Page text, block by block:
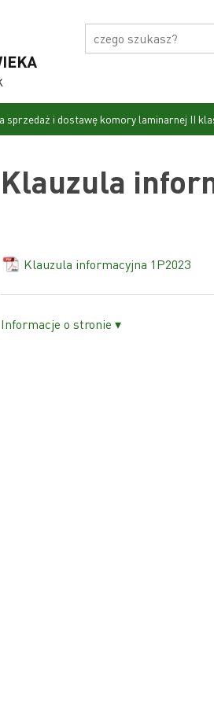
sprzedaż i dostawę komory laminarnej II
Klauzula
Klauzula informacyjna 1P2023
Informacje o stronie ▾